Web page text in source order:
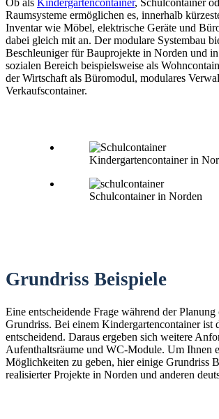
Raumsysteme ermöglichen es, innerhalb
Inventar wie Möbel, elektrische Geräte und
dabei gleich mit an. Der modulare Systembau
Beschleuniger für Bauprojekte in Norden und
sozialen Bereich beispielsweise als
der Wirtschaft als Büromodul, modulares
Verkaufscontainer.
Kindergartencontainer in
Schulcontainer in Norden
Grundriss Beispiele
Eine entscheidende Frage während der
Grundriss. Bei einem Kindergartencontainer ist
entscheidend. Daraus ergeben sich weitere
Aufenthaltsräume und WC-Module. Um Ihnen
Möglichkeiten zu geben, hier einige Grundriss
realisierter Projekte in Norden und anderen